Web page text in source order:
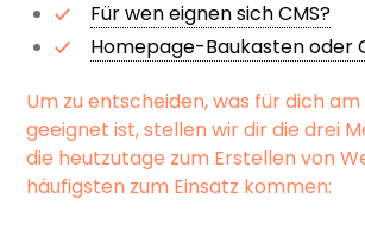
Für wen eignen sich CMS?
Homepage-Baukasten oder
Um zu entscheiden, was für dich
geeignet ist, stellen wir dir die drei
die heutzutage zum Erstellen von
häufigsten zum Einsatz kommen: